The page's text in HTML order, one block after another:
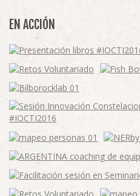
EN ACCIÓN